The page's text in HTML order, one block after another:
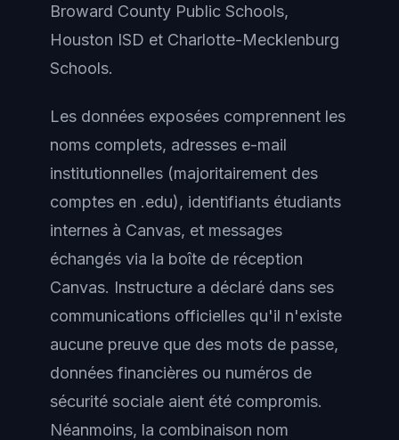
Broward County Public Schools,
Houston ISD et Charlotte-Mecklenburg
Schools.
Les données exposées comprennent les
noms complets, adresses e-mail
institutionnelles (majoritairement des
comptes en .edu), identifiants étudiants
internes à Canvas, et messages
échangés via la boîte de réception
Canvas. Instructure a déclaré dans ses
communications officielles qu'il n'existe
aucune preuve que des mots de passe,
données financières ou numéros de
sécurité sociale aient été compromis.
Néanmoins, la combinaison nom